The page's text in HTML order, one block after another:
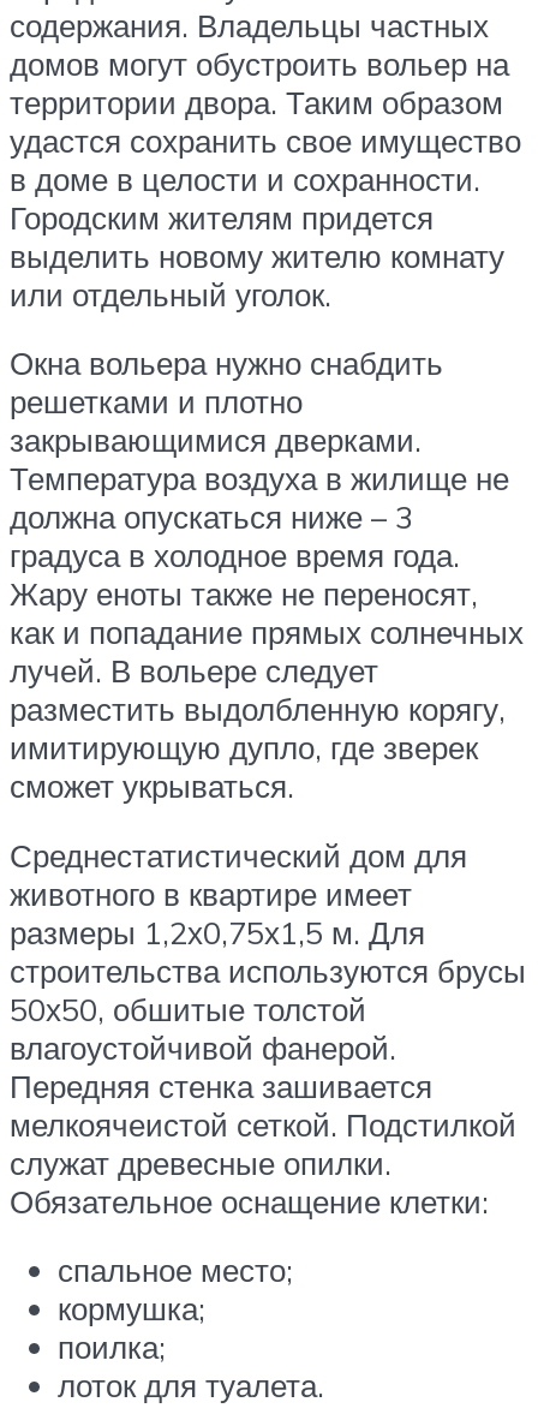
содержания. Владельцы частных
домов могут обустроить вольер на
территории двора. Таким образом
удастся сохранить свое имущество
в доме в целости и сохранности.
Городским жителям придется
выделить новому жителю комнату
или отдельный уголок.
Окна вольера нужно снабдить
решетками и плотно
закрывающимися дверками.
Температура воздуха в жилище не
должна опускаться ниже – 3
градуса в холодное время года.
Жару еноты также не переносят,
как и попадание прямых солнечных
лучей. В вольере следует
разместить выдолбленную корягу,
имитирующую дупло, где зверек
сможет укрываться.
Среднестатистический дом для
животного в квартире имеет
размеры 1,2х0,75х1,5 м. Для
строительства используются брусы
50х50, обшитые толстой
влагоустойчивой фанерой.
Передняя стенка зашивается
мелкоячеистой сеткой. Подстилкой
служат древесные опилки.
Обязательное оснащение клетки:
спальное место;
кормушка;
поилка;
лоток для туалета.